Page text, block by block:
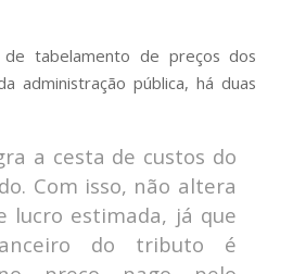
tabelamento de preços dos
administração pública, há duas
a cesta de custos do
Com isso, não altera
lucro estimada, já que
do tributo é